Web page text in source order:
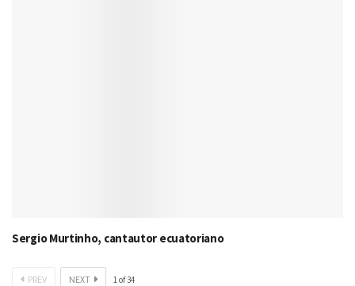
Sergio Murtinho, cantautor ecuatoriano
PREV NEXT 1 of34